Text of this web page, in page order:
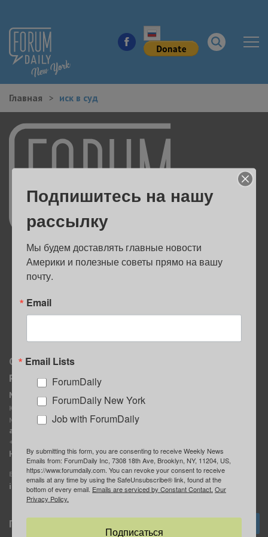
НОВОСТИ ГОРОДА
КУДА ПОЙТИ В ГОРОДЕ
ЗДОРОВЬЕ
РАБОТА И БИЗНЕС
ЖИЛЬЕ
ОБРАЗОВАНИЕ
Главная иск в суд
О нас
Реклама
MediaKit
Контактное лицо:
Марина Баранчук
ad@forumdaily.com
+1 347-604-1261
Наши рекламодатели
E-mail редакции:
info@forumdaily.com
Группа “ИЩУ СОВЕТА”
ForumDaily
Подписка
Подпишитесь на нашу
рассылку
Мы будем доставлять главные новости
Америки и полезные советы прямо на вашу
почту.
Email
Email Lists
ForumDaily
ForumDaily New York
Job with ForumDaily
By submitting this form, you are consenting to receive Weekly News
Emails from: ForumDaily Inc, 7308 18th Ave, Brooklyn, NY, 11204, US,
https://www.forumdaily.com. You can revoke your consent to receive
emails at any time by using the SafeUnsubscribe® link, found at the
bottom of every email. Emails are serviced by Constant Contact. Our
Privacy Policy.
Подписаться